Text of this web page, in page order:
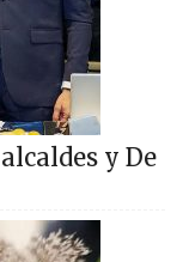
y De